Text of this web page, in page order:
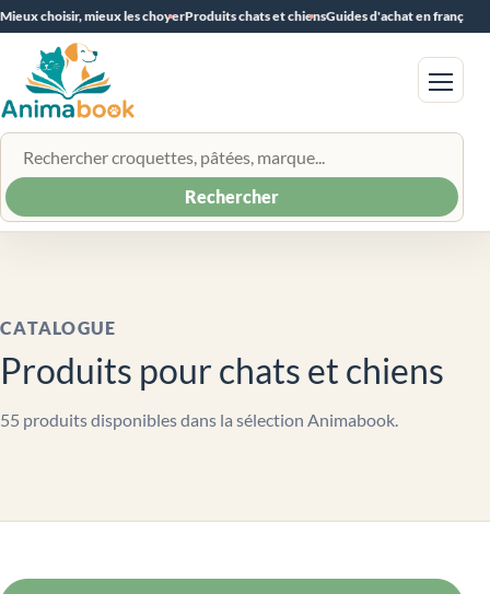
Mieux choisir, mieux les choyerProduits chats et chiensGuides d'achat en français
Rechercher un produit
Rechercher
Menu
CATALOGUE
Produits pour chats et chiens
55 produits disponibles dans la sélection Animabook.